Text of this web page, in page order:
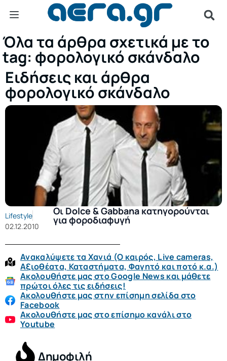
Όλα τα άρθρα σχετικά με το
tag: φορολογικό σκάνδαλο
Ειδήσεις και άρθρα
φορολογικό σκάνδαλο
Lifestyle
02.12.2010
Οι Dolce & Gabbana κατηγορούνται
για φοροδιαφυγή
Ανακαλύψετε τα Χανιά (O καιρός, Live cameras,
Αξιοθέατα, Καταστήματα, Φαγητό και ποτό κ.α.)
Ακολουθήστε μας στο Google News και μάθετε
πρώτοι όλες τις ειδήσεις!
Ακολουθήστε μας στην επίσημη σελίδα στο
Facebook
Ακολουθήστε μας στο επίσημο κανάλι στο
Youtube
Δημοφιλή